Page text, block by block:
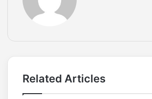
Related Articles